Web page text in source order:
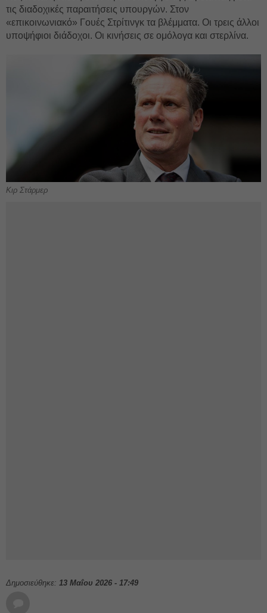
τις διαδοχικές παραιτήσεις υπουργών. Στον
«επικοινωνιακό» Γουές Στρίτινγκ τα βλέμματα. Οι τρεις άλλοι
υποψήφιοι διάδοχοι. Οι κινήσεις σε ομόλογα και στερλίνα.
Κιρ Στάρμερ
Δημοσιεύθηκε: 13 Μαΐου 2026 - 17:49